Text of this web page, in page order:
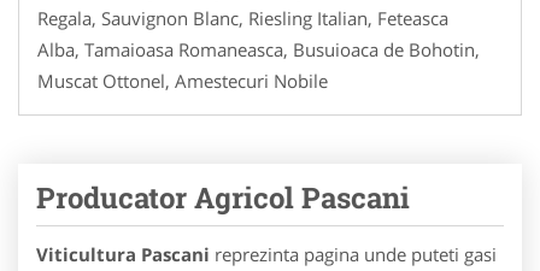
Regala, Sauvignon Blanc, Riesling Italian, Feteasca
Alba, Tamaioasa Romaneasca, Busuioaca de Bohotin,
Muscat Ottonel, Amestecuri Nobile
Producator Agricol Pascani
Viticultura Pascani reprezinta pagina unde puteti gasi